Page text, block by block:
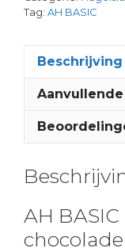
Tag: AH BASIC
Beschrijving
AH